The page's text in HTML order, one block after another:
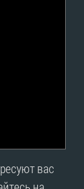
вас